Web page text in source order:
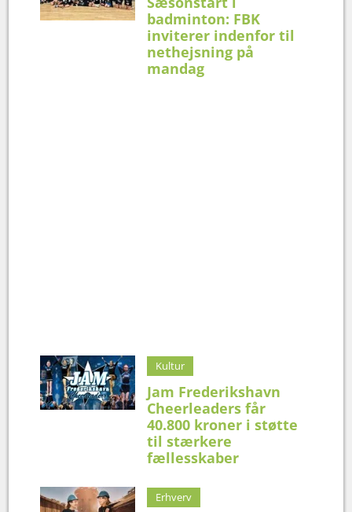
badminton: FBK
inviterer indenfor til
nethejsning på
mandag
Kultur
Jam Frederikshavn
Cheerleaders får
40.800 kroner i støtte
til stærkere
fællesskaber
Erhverv